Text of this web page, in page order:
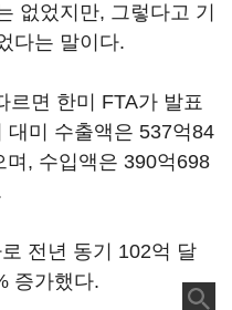
없었지만, 그렇다고 기
다는 말이다.
르면 한미 FTA가 발표
대미 수출액은 537억84
, 수입액은 390억698
전년 동기 102억 달
증가했다.